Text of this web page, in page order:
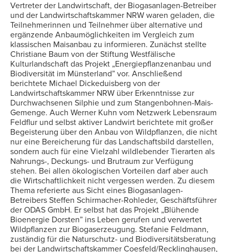
Vertreter der Landwirtschaft, der Biogasanlagen-Betreiber
und der Landwirtschaftskammer NRW waren geladen, die
Teilnehmerinnen und Teilnehmer über alternative und
ergänzende Anbaumöglichkeiten im Vergleich zum
klassischen Maisanbau zu informieren. Zunächst stellte
Christiane Baum von der Stiftung Westfälische
Kulturlandschaft das Projekt „Energiepflanzenanbau und
Biodiversität im Münsterland” vor. Anschließend
berichtete Michael Dickeduisberg von der
Landwirtschaftskammer NRW über Erkenntnisse zur
Durchwachsenen Silphie und zum Stangenbohnen-Mais-
Gemenge. Auch Werner Kuhn vom Netzwerk Lebensraum
Feldflur und selbst aktiver Landwirt berichtete mit großer
Begeisterung über den Anbau von Wildpflanzen, die nicht
nur eine Bereicherung für das Landschaftsbild darstellen,
sondern auch für eine Vielzahl wildlebender Tierarten als
Nahrungs-, Deckungs- und Brutraum zur Verfügung
stehen. Bei allen ökologischen Vorteilen darf aber auch
die Wirtschaftlichkeit nicht vergessen werden. Zu diesem
Thema referierte aus Sicht eines Biogasanlagen-
Betreibers Steffen Schirmacher-Rohleder, Geschäftsführer
der ODAS GmbH. Er selbst hat das Projekt „Blühende
Bioenergie Dorsten” ins Leben gerufen und verwertet
Wildpflanzen zur Biogaserzeugung. Stefanie Feldmann,
zuständig für die Naturschutz- und Biodiversitätsberatung
bei der Landwirtschaftskammer Coesfeld/Recklinghausen,